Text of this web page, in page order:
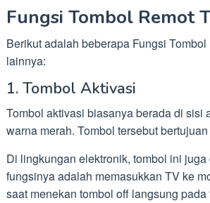
Fungsi Tombol Remot
Berikut adalah beberapa Fungsi
lainnya:
1. Tombol Aktivasi
Tombol aktivasi biasanya berada di sisi
warna merah. Tombol tersebut
Di lingkungan elektronik, tombol ini
fungsinya adalah memasukkan TV ke
saat menekan tombol off langsung pada